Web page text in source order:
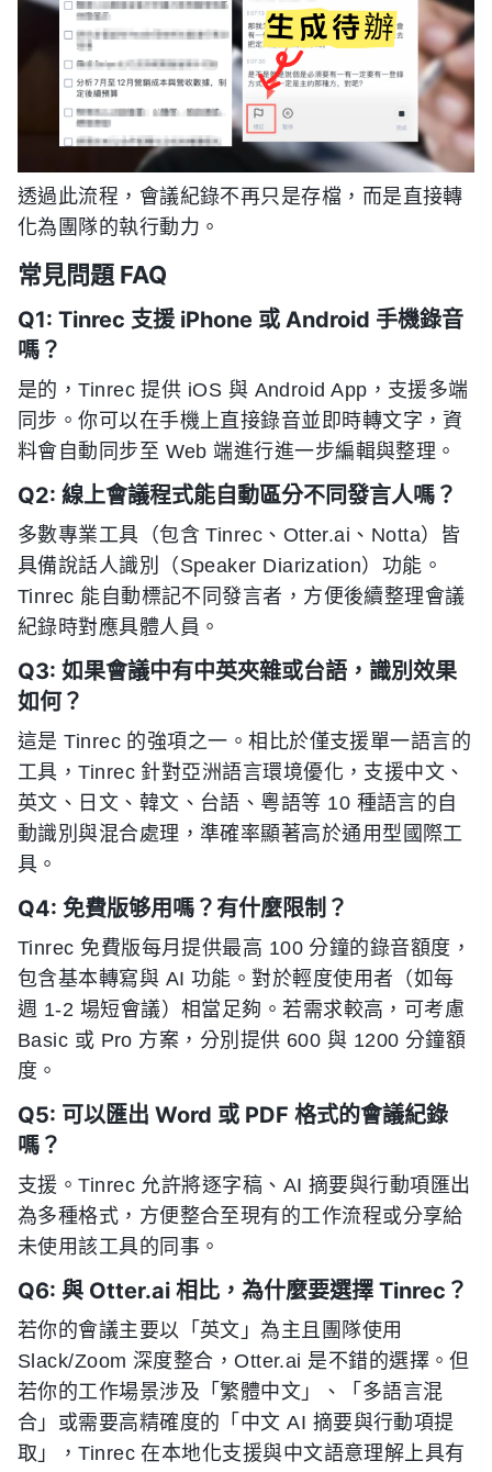
透過此流程，會議紀錄不再只是存檔，而是直接轉
化為團隊的執行動力。
常見問題 FAQ
Q1: Tinrec 支援 iPhone 或 Android 手機錄音
嗎？
是的，Tinrec 提供 iOS 與 Android App，支援多端
同步。你可以在手機上直接錄音並即時轉文字，資
料會自動同步至 Web 端進行進一步編輯與整理。
Q2: 線上會議程式能自動區分不同發言人嗎？
多數專業工具（包含 Tinrec、Otter.ai、Notta）皆
具備說話人識別（Speaker Diarization）功能。
Tinrec 能自動標記不同發言者，方便後續整理會議
紀錄時對應具體人員。
Q3: 如果會議中有中英夾雜或台語，識別效果
如何？
這是 Tinrec 的強項之一。相比於僅支援單一語言的
工具，Tinrec 針對亞洲語言環境優化，支援中文、
英文、日文、韓文、台語、粵語等 10 種語言的自
動識別與混合處理，準確率顯著高於通用型國際工
具。
Q4: 免費版够用嗎？有什麼限制？
Tinrec 免費版每月提供最高 100 分鐘的錄音額度，
包含基本轉寫與 AI 功能。對於輕度使用者（如每
週 1-2 場短會議）相當足夠。若需求較高，可考慮
Basic 或 Pro 方案，分別提供 600 與 1200 分鐘額
度。
Q5: 可以匯出 Word 或 PDF 格式的會議紀錄
嗎？
支援。Tinrec 允許將逐字稿、AI 摘要與行動項匯出
為多種格式，方便整合至現有的工作流程或分享給
未使用該工具的同事。
Q6: 與 Otter.ai 相比，為什麼要選擇 Tinrec？
若你的會議主要以「英文」為主且團隊使用
Slack/Zoom 深度整合，Otter.ai 是不錯的選擇。但
若你的工作場景涉及「繁體中文」、「多語言混
合」或需要高精確度的「中文 AI 摘要與行動項提
取」，Tinrec 在本地化支援與中文語意理解上具有